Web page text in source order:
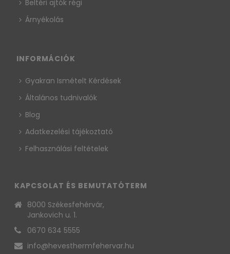
Beltéri ajtók régi
Árnyékolás
INFORMÁCIÓK
Gyakran Ismételt Kérdések
Általános tudnivalók
Blog
Adatkezelési tájékoztató
Felhasználási feltételek
KAPCSOLAT ÉS BEMUTATÓTERM
8000 Székesfehérvár,
Jankovich u. 1.
0670 634 5555
info@hevesthermfehervar.hu